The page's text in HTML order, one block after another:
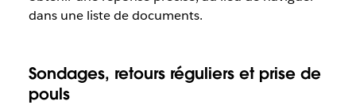
dans une liste de documents.
Sondages, retours réguliers et prise de
pouls